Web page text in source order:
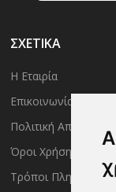
ΣΧΕΤΙΚΑ
Η Εταιρία
Επικοινωνία
Πολιτική Απορρήτου
Όροι Χρήσης
Τρόποι Πληρωμής